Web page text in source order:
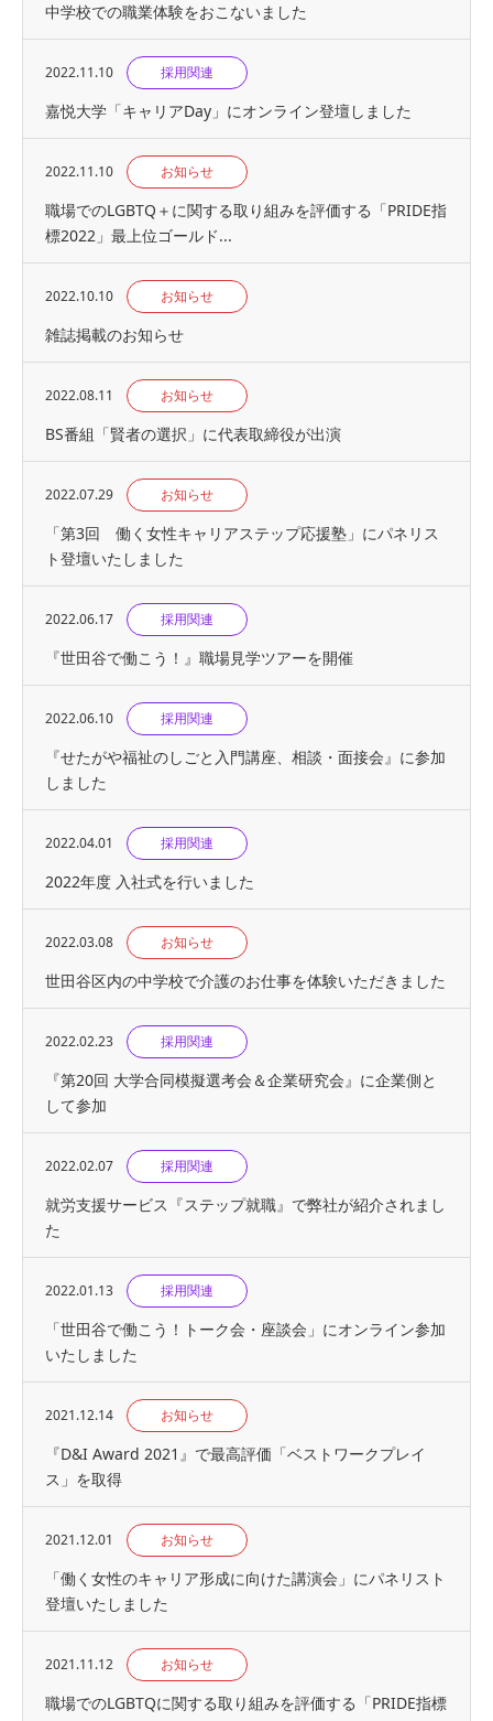
中学校での職業体験をおこないました
2022.11.10 採用関連
嘉悦大学「キャリアDay」にオンライン登壇しました
2022.11.10 お知らせ
職場でのLGBTQ＋に関する取り組みを評価する「PRIDE指
標2022」最上位ゴールド...
2022.10.10 お知らせ
雑誌掲載のお知らせ
2022.08.11 お知らせ
BS番組「賢者の選択」に代表取締役が出演
2022.07.29 お知らせ
「第3回 働く女性キャリアステップ応援塾」にパネリス
ト登壇いたしました
2022.06.17 採用関連
『世⽥⾕で働こう！』職場見学ツアーを開催
2022.06.10 採用関連
『せたがや福祉のしごと入門講座、相談・面接会』に参加
しました
2022.04.01 採用関連
2022年度 入社式を行いました
2022.03.08 お知らせ
世田谷区内の中学校で介護のお仕事を体験いただきました
2022.02.23 採用関連
『第20回 大学合同模擬選考会＆企業研究会』に企業側と
して参加
2022.02.07 採用関連
就労支援サービス『ステップ就職』で弊社が紹介されまし
た
2022.01.13 採用関連
「世田谷で働こう！トーク会・座談会」にオンライン参加
いたしました
2021.12.14 お知らせ
『D&I Award 2021』で最高評価「ベストワークプレイ
ス」を取得
2021.12.01 お知らせ
「働く女性のキャリア形成に向けた講演会」にパネリスト
登壇いたしました
2021.11.12 お知らせ
職場でのLGBTQに関する取り組みを評価する「PRIDE指標